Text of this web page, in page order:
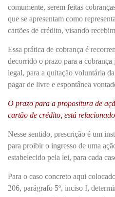
comumente, serem feitas
que se apresentam como
cartões de crédito, visando
Essa prática de cobrança é
decorrido o prazo para a
legal, para a quitação voluntária
pagar de livre e espontânea
O prazo para a propositura de
cartão de crédito, está
Nesse sentido, prescrição é um
para proibir o ingresso de uma
estabelecido pela lei, para cada
Para o caso concreto aqui
206, parágrafo 5º, inciso I,